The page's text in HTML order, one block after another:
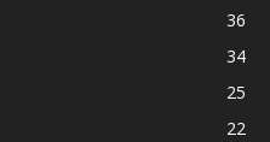
36
34
25
22